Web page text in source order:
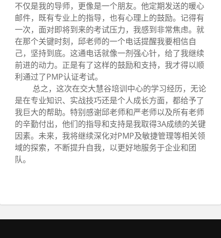
不仅是我的导师，更像是一个朋友。他定期发送的暖心
邮件，既有专业上的指导，也有心理上的鼓励。记得有
一次，面对即将到来的考试压力，我感到非常焦虑。就
在那个关键时刻，邱老师的一个电话提醒我要相信自
己，坚持到底。这通电话就像一剂强心针，给了我继续
前进的动力。正是有了这样的鼓励和支持，我才得以顺
利通过了PMP认证考试。
总之，这次在交大慧谷培训中心的学习经历，无论
是在专业知识、实战技巧还是个人成长方面，都给予了
我巨大的帮助。特别感谢邱老师和严老师以及所有老师
的辛勤付出，他们的指导和支持是我取得3A成绩的关键
因素。未来，我将继续深化对PMP及敏捷管理等相关领
域的探索，不断提升自我，以更好地服务于企业和团
队。